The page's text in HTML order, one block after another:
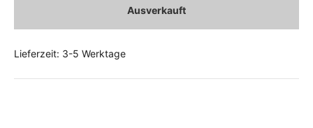
Ausverkauft
Lieferzeit: 3-5 Werktage